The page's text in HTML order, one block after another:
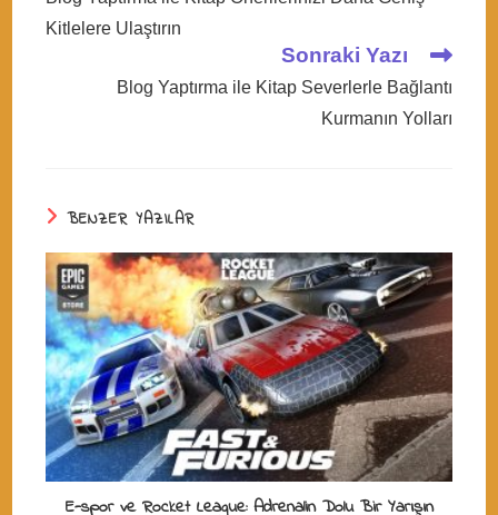
articles
Kitlelere Ulaştırın
Sonraki Yazı
Blog Yaptırma ile Kitap Severlerle Bağlantı
Kurmanın Yolları
BENZER YAZILAR
E-spor ve Rocket League: Adrenalin Dolu Bir Yarışın